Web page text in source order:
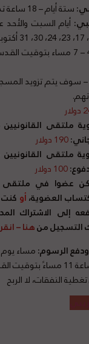
ستة أيام – 18 ساعة تدريبية.
أيام السبت والأحد
– سوف يتم تزويد
ملتقى
190 دولار
ملتقى
100 دولار
عضوا في ملتقى
العضوية،أو
إلى الاشتراك
التسجيل منهنا – انقر
الرسوم:
النفقات، لا الربح